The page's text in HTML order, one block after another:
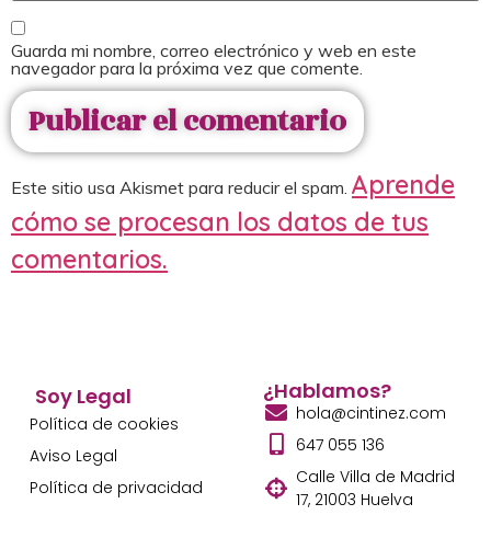
Guarda mi nombre, correo electrónico y web en este
navegador para la próxima vez que comente.
Este sitio usa Akismet para reducir el spam. Aprende
cómo se procesan los datos de tus
comentarios.
Soy Legal
Política de cookies
Aviso Legal
Política de privacidad
¿Hablamos?
hola@cintinez.com
647 055 136
Calle Villa de Madrid
17, 21003 Huelva